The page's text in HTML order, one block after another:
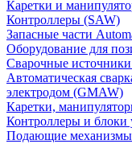
Каретки и
Контроллеры (SAW)
Запасные части
Оборудование для
Сварочные
Автоматическая
электродом (GMAW)
Каретки,
Контроллеры и
Подающие